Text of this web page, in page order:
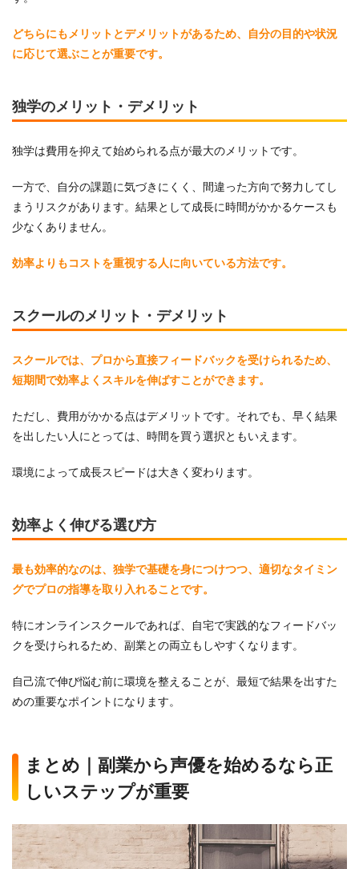
どちらにもメリットとデメリットがあるため、自分の目的や状況
に応じて選ぶことが重要です。
独学のメリット・デメリット
独学は費用を抑えて始められる点が最大のメリットです。
一方で、自分の課題に気づきにくく、間違った方向で努力してし
まうリスクがあります。結果として成長に時間がかかるケースも
少なくありません。
効率よりもコストを重視する人に向いている方法です。
スクールのメリット・デメリット
スクールでは、プロから直接フィードバックを受けられるため、
短期間で効率よくスキルを伸ばすことができます。
ただし、費用がかかる点はデメリットです。それでも、早く結果
を出したい人にとっては、時間を買う選択ともいえます。
環境によって成長スピードは大きく変わります。
効率よく伸びる選び方
最も効率的なのは、独学で基礎を身につけつつ、適切なタイミン
グでプロの指導を取り入れることです。
特にオンラインスクールであれば、自宅で実践的なフィードバッ
クを受けられるため、副業との両立もしやすくなります。
自己流で伸び悩む前に環境を整えることが、最短で結果を出すた
めの重要なポイントになります。
まとめ｜副業から声優を始めるなら正
しいステップが重要